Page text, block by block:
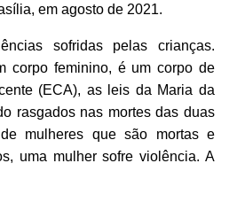
em agosto de 2021.
sofridas pelas crianças.
corpo feminino, é um corpo de
(ECA), as leis da Maria da
rasgados nas mortes das duas
mulheres que são mortas e
uma mulher sofre violência. A